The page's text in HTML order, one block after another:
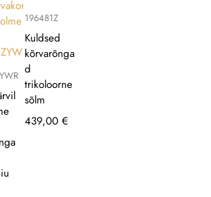
196481Z
Kuldsed
kõrvarõnga
d
trikoloorne
sõlm
439,00 €